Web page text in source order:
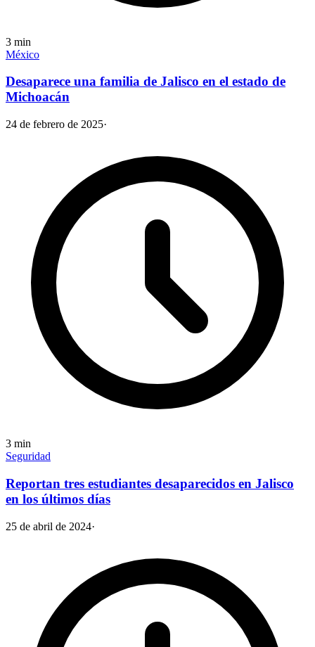
3 min
México
Desaparece una familia de Jalisco en el estado de
Michoacán
24 de febrero de 2025·
3 min
Seguridad
Reportan tres estudiantes desaparecidos en Jalisco
en los últimos días
25 de abril de 2024·